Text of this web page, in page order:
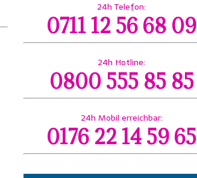
24h Telefon:
0711 12 56 68 09
24h Hotline:
0800 555 85 85
24h Mobil erreichbar:
0176 22 14 59 65